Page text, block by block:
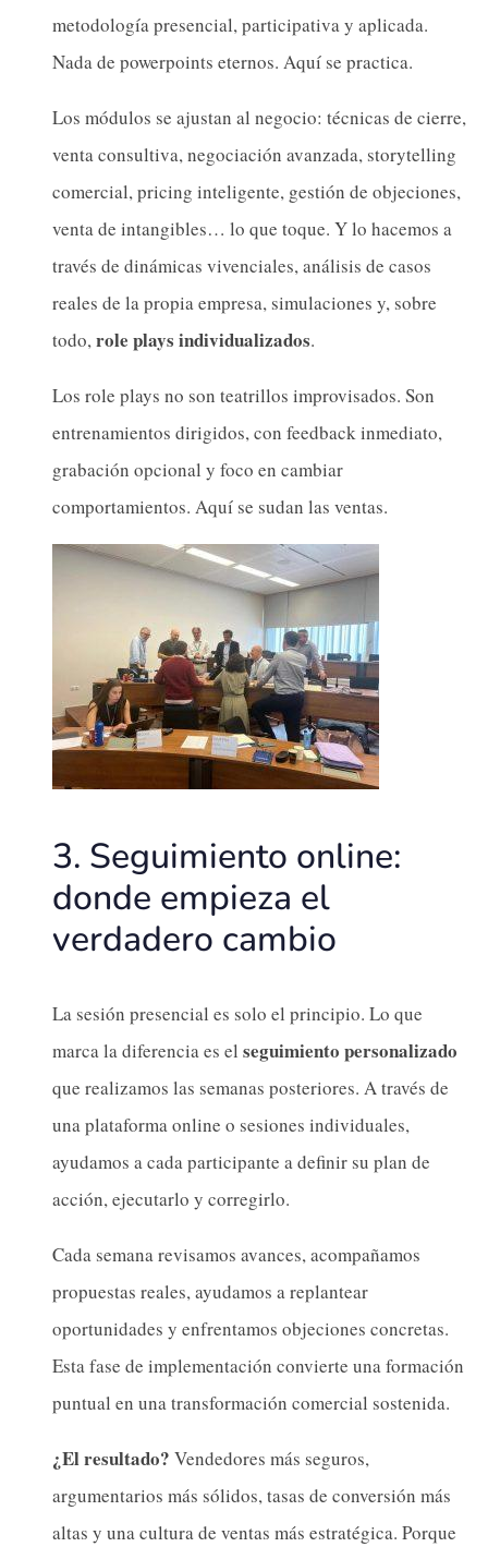
metodología presencial, participativa y aplicada.
Nada de powerpoints eternos. Aquí se practica.
Los módulos se ajustan al negocio: técnicas de cierre,
venta consultiva, negociación avanzada, storytelling
comercial, pricing inteligente, gestión de objeciones,
venta de intangibles… lo que toque. Y lo hacemos a
través de dinámicas vivenciales, análisis de casos
reales de la propia empresa, simulaciones y, sobre
todo,role plays individualizados.
Los role plays no son teatrillos improvisados. Son
entrenamientos dirigidos, con feedback inmediato,
grabación opcional y foco en cambiar
comportamientos. Aquí se sudan las ventas.
3. Seguimiento online:
donde empieza el
verdadero cambio
La sesión presencial es solo el principio. Lo que
marca la diferencia es el seguimiento personalizado
que realizamos las semanas posteriores. A través de
una plataforma online o sesiones individuales,
ayudamos a cada participante a definir su plan de
acción, ejecutarlo y corregirlo.
Cada semana revisamos avances, acompañamos
propuestas reales, ayudamos a replantear
oportunidades y enfrentamos objeciones concretas.
Esta fase de implementación convierte una formación
puntual en una transformación comercial sostenida.
¿El resultado? Vendedores más seguros,
argumentarios más sólidos, tasas de conversión más
altas y una cultura de ventas más estratégica. Porque